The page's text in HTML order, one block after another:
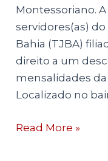
Montessoriano.
servidores(as)
Bahia (TJBA)
direito a um
mensalidades
Localizado no
Read More »